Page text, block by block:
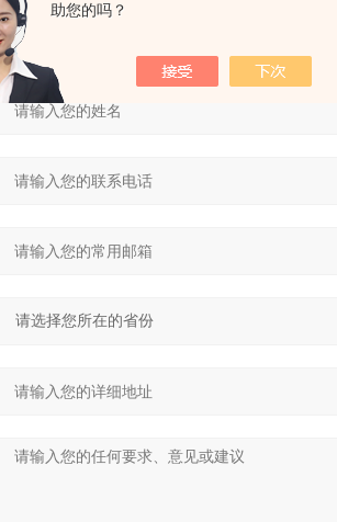
助您的吗？